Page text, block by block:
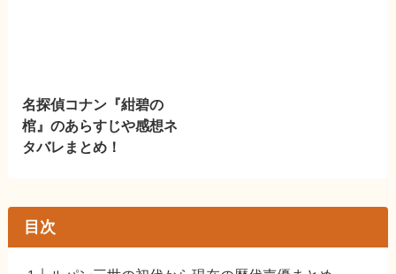
名探偵コナン『紺碧の
棺』のあらすじや感想ネ
タバレまとめ！
目次